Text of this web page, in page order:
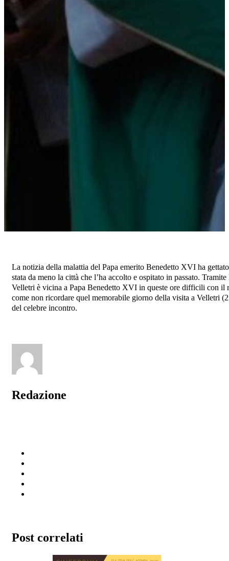
La notizia della malattia del Papa emerito Benedetto XVI ha
stata da meno la città che l’ha accolto e ospitato in passato.
Velletri è vicina a Papa Benedetto XVI in queste ore difficili con il
come non ricordare quel memorabile giorno della visita a Velletri
del celebre incontro.
Redazione
Post correlati